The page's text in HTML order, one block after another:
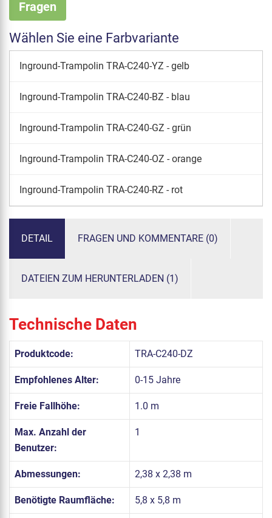
Fragen
Wählen Sie eine Farbvariante
Inground-Trampolin TRA-C240-YZ - gelb
Inground-Trampolin TRA-C240-BZ - blau
Inground-Trampolin TRA-C240-GZ - grün
Inground-Trampolin TRA-C240-OZ - orange
Inground-Trampolin TRA-C240-RZ - rot
DETAIL FRAGEN UND KOMMENTARE (0)
DATEIEN ZUM HERUNTERLADEN (1)
Technische Daten
Produktcode: TRA-C240-DZ
Empfohlenes Alter: 0-15 Jahre
Freie Fallhöhe: 1.0 m
Max. Anzahl der
Benutzer:
1
Abmessungen: 2,38 x 2,38 m
Benötigte Raumfläche: 5,8 x 5,8 m